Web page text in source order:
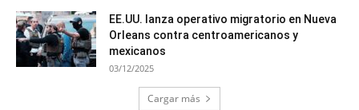
EE.UU. lanza operativo migratorio en Nueva
Orleans contra centroamericanos y
mexicanos
03/12/2025
Cargar más